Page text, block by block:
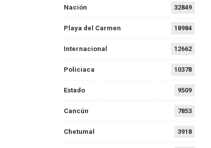
Nación 32849
Playa del Carmen 18984
Internacional 12662
Policiaca 10378
Estado 9509
Cancún 7853
Chetumal 3918